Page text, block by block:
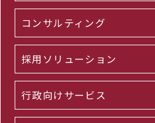
コンサルティング
採用ソリューション
行政向けサービス